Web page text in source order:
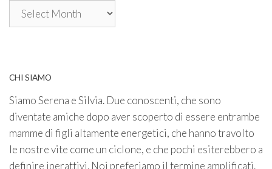
Archivio
CHI SIAMO
Siamo Serena e Silvia. Due conoscenti, che sono
diventate amiche dopo aver scoperto di essere entrambe
mamme di figli altamente energetici, che hanno travolto
le nostre vite come un ciclone, e che pochi esiterebbero a
definire iperattivi. Noi preferiamo il termine amplificati.